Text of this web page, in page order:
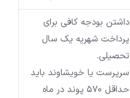
داشتن بودجه کافی برای
پرداخت شهریه یک سال
تحصیلی.
سرپرست یا خویشاوند باید
حداقل 570 پوند در ماه